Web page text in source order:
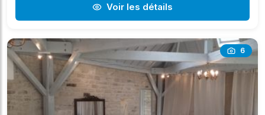
Voir les détails
6